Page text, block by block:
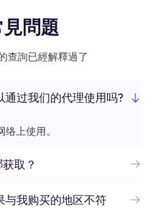
問題
查詢已經解釋過了
通过我们的代理使用吗?
上使用。
取？
与我购买的地区不符